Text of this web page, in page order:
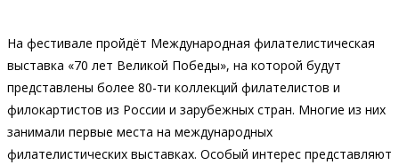
На фестивале пройдёт Международная филателистическая
выставка «70 лет Великой Победы», на которой будут
представлены более 80-ти коллекций филателистов и
филокартистов из России и зарубежных стран. Многие из них
занимали первые места на международных
филателистических выставках. Особый интерес представляют